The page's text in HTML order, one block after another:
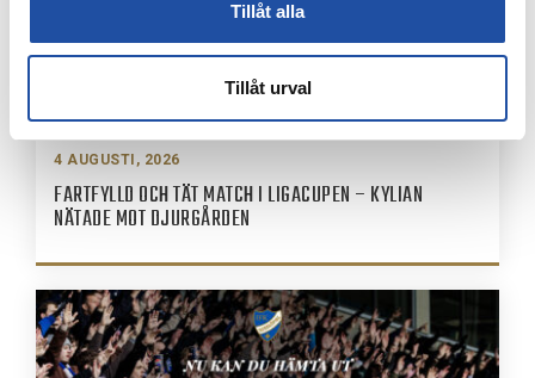
Tillåt alla
Tillåt urval
4 AUGUSTI, 2026
FARTFYLLD OCH TÄT MATCH I LIGACUPEN – KYLIAN
NÄTADE MOT DJURGÅRDEN